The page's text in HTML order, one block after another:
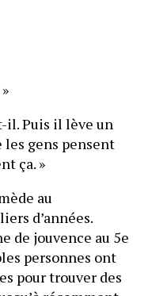
il. Puis il lève un
les gens pensent
ça. »
au
d’années.
de jouvence au 5e
personnes ont
pour trouver des